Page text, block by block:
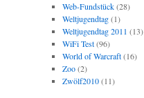
Web-Fundstück(28)
Weltjugendtag(1)
Weltjugendtag 2011 (13)
WiFi Test(96)
World of Warcraft(16)
Zoo(2)
Zwölf2010(11)